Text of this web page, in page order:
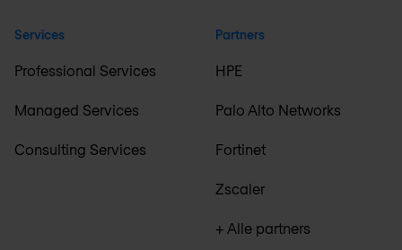
Services
Professional Services
Managed Services
Consulting Services
Partners
HPE
Palo Alto Networks
Fortinet
Zscaler
+ Alle partners